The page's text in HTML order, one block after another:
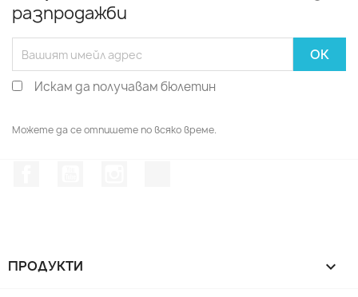
разпродажби
Искам да получавам бюлетин
Можете да се отпишете по всяко време.
ПРОДУКТИ 